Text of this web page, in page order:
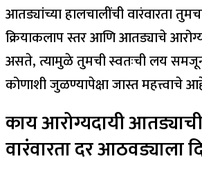
आतड्यांच्या हालचालींची वारंवारता
क्रियाकलाप स्तर आणि आतड्याचे
असते, त्यामुळे तुमची स्वतःची लय
कोणाशी जुळण्यापेक्षा जास्त महत्त्वाचे
काय आरोग्यदायी
वारंवारतादर आठवड्याला